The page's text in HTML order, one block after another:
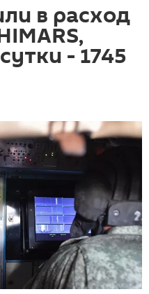
в расход
- 1745